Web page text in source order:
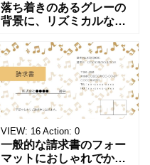
落ち着きのあるグレーの
背景に、リズミカルな音
が浮かぶ、シンプルでス
タイリッシュな請求書テ
ンプレートです。シック
で洗練されたモノトーン
調のカラーは、モノクロ
印刷、FAX送信にも使え
るデザインです。 大人の
音楽教室やプライ
VIEW: 16 Action: 0
一般的な請求書のフォー
マットにおしゃれでかわ